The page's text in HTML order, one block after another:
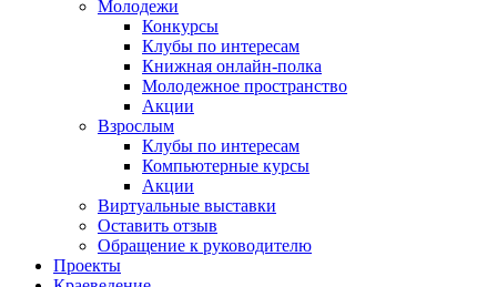
Молодежи
Конкурсы
Клубы по интересам
Книжная онлайн-полка
Молодежное пространство
Акции
Взрослым
Клубы по интересам
Компьютерные курсы
Акции
Виртуальные выставки
Оставить отзыв
Обращение к руководителю
Проекты